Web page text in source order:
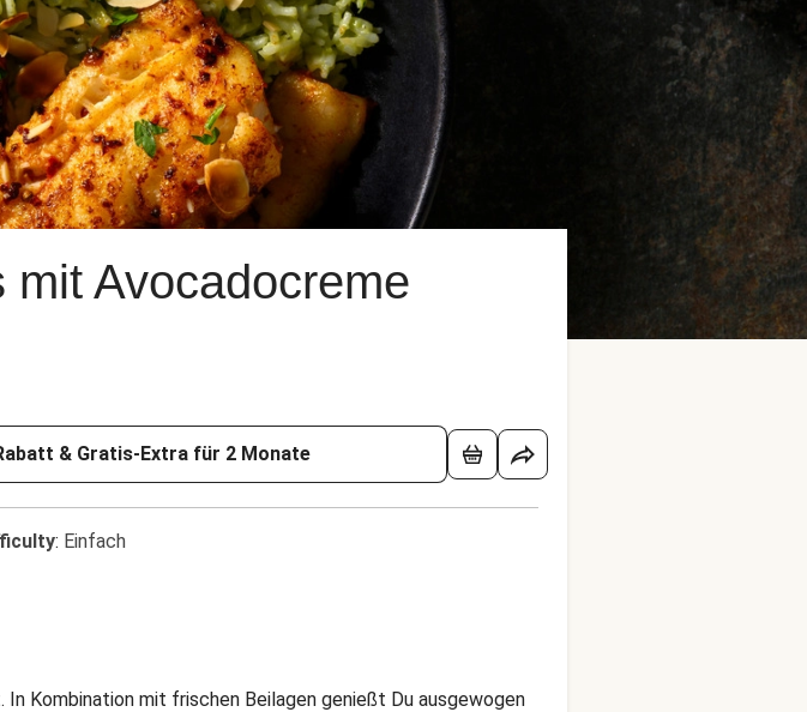
Avocadocreme
& Gratis-Extra für 2 Monate
: Einfach
Kombination mit frischen Beilagen genießt Du ausgewogen